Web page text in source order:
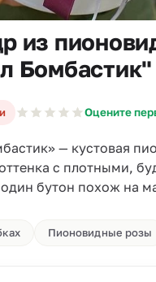
из
Бомбастик"
Оцените
— кустовая
с плотными,
бутон похож на
Пионовидные розы